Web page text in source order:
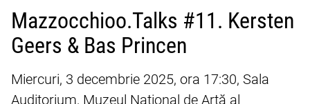
Mazzocchioo.Talks #11. Kersten
Geers & Bas Princen
Miercuri, 3 decembrie 2025, ora 17:30, Sala
Auditorium, Muzeul Național de Artă al